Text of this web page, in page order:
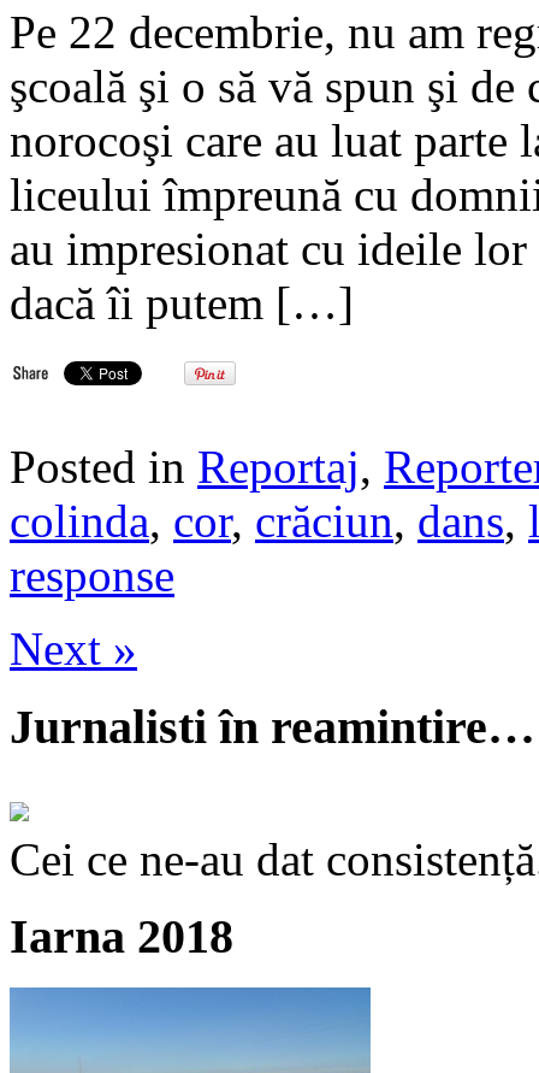
Pe 22 decembrie, nu am
şcoală şi o să vă spun şi
norocoşi care au luat parte
liceului împreună cu
au impresionat cu ideile
dacă îi putem […]
Posted in Reportaj,
colinda, cor, crăciun, dans,
response
Next »
Jurnalisti în reamintire…
Cei ce ne-au dat
Iarna 2018